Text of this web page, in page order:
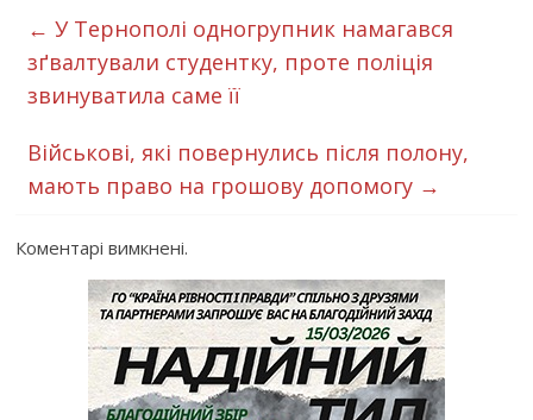
← У Тернополі одногрупник намагався
зґвалтували студентку, проте поліція
звинуватила саме її
Військові, які повернулись після полону,
мають право на грошову допомогу →
Коментарі вимкнені.